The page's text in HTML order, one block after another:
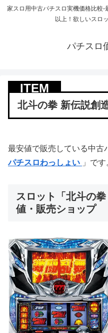
家スロ用中古パチスロ実機価格比較
以上！欲しいスロ
パチスロ
北斗の拳 新伝説創
最安値で販売している中古
パチスロわっしょい 」です
スロット「北斗の
値・販売ショップ